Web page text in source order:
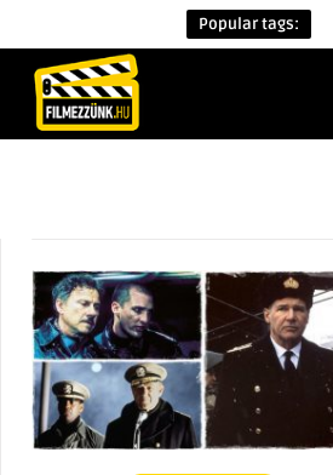
Popular tags: